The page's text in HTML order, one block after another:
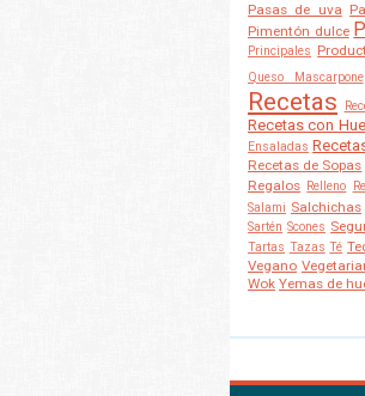
Pasas de uva
Pimentón dulce
Principales
Queso Mascarpone
Recetas
Recetas con
Ensaladas
Recetas de Sopas
Regalos Relleno
Salami Salchichas
Sartén Scones
Tartas Tazas Té
Vegano
Wok Yemas de